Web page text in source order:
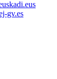
gv.es